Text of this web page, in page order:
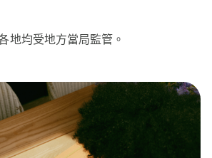
地均受地方當局監管。